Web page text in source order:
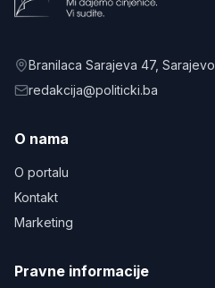
Branilaca Sarajeva 47, Sarajevo
redakcija@politicki.ba
O nama
O portalu
Kontakt
Marketing
Pravne informacije